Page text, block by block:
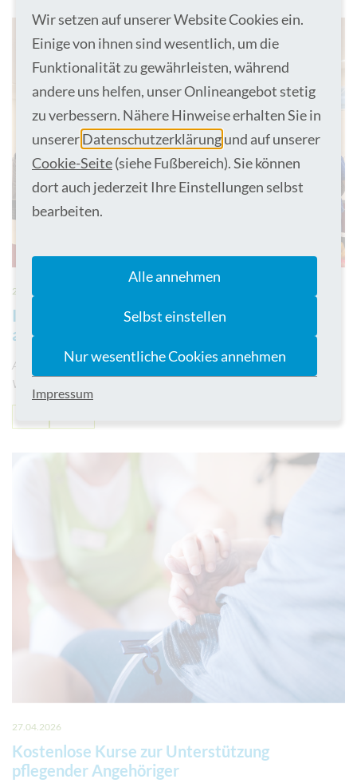
28.04.2026
Intensivstation im St. Marien-Hospital Borken
als „angehörigenfreundlich“ zertifiziert
Auszeichnung der DGF würdigt patienten- und familienorientierte
Versorgung sowie besonderes Engagement des Teams
27.04.2026
Kostenlose Kurse zur Unterstützung
pflegender Angehöriger
Wir setzen auf unserer Website Cookies ein.
Einige von ihnen sind wesentlich, um die
Funktionalität zu gewährleisten, während
andere uns helfen, unser Onlineangebot stetig
zu verbessern. Nähere Hinweise erhalten Sie in
unsererDatenschutzerklärungund auf unserer
Cookie-Seite(siehe Fußbereich). Sie können
dort auch jederzeit Ihre Einstellungen selbst
bearbeiten.
Alle annehmen
Selbst einstellen
Nur wesentliche Cookies annehmen
Impressum